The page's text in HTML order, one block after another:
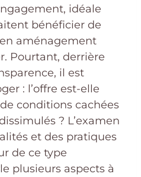
idéale
bénéficier de
aménagement
Pourtant, derrière
il est
: l’offre est-elle
conditions cachées
? L’examen
et des pratiques
de ce type
plusieurs aspects à